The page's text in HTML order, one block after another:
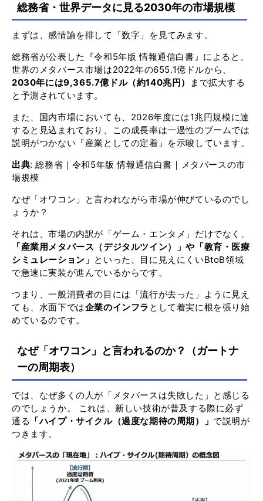
総務省・世界データに見る2030年の市場規模
まずは、感情論を排して「数字」を見てみます。
総務省が公表した『令和5年版 情報通信白書』によると、
世界のメタバース市場は2022年の655.1億ドルから、
2030年には9,365.7億ドル（約140兆円）
まで拡大する
と予測されています。
また、国内市場においても、2026年度には1兆円規模に達
すると見込まれており、この成長率は一過性のブームでは
説明がつかない『産業としての定着』を示唆しています。
出典:総務省｜令和5年版 情報通信白書｜メタバースの市
場規模
なぜ「オワコン」と言われながら市場が伸びているのでし
ょうか？
それは、市場の内訳が「ゲーム・エンタメ」だけでなく、
「産業用メタバース（デジタルツイン）」や「教育・医療
シミュレーション」 といった、目に見えにくいBtoB領域
で急速に実装が進んでいるからです。
つまり、一般消費者の目には「流行が去った」ように見え
ても、水面下では企業のインフラ として着実に根を張り始
めているのです。
なぜ「オワコン」と言われるのか？（ガートナ
ーの周期表）
では、なぜ多くの人が「メタバースは失敗した」と感じる
のでしょうか。 これは、新しい技術が普及する際に必ず
通る 「ハイプ・サイクル（過度な期待の周期）」 で説明が
つきます。